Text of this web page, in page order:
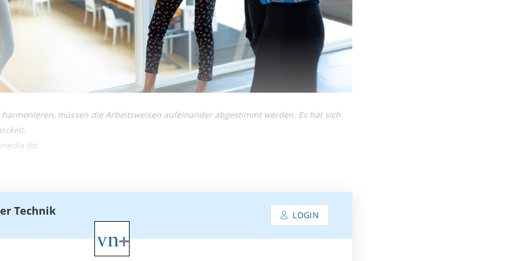
müssen die Arbeitsweisen aufeinander abgestimmt werden. Es hat sich
ltd
Technik LOGIN